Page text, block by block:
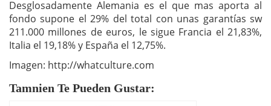
Desglosadamente Alemania es el que mas aporta al
fondo supone el 29% del total con unas garantías sw
211.000 millones de euros, le sigue Francia el 21,83%,
Italia el 19,18% y España el 12,75%.
Imagen: http://whatculture.com
Tamnien Te Pueden Gustar: